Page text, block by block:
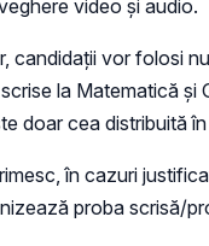
video și audio.
candidații vor folosi
la Matematică
doar cea distribuită
în cazuri
proba scrisă/